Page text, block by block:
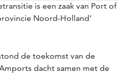
is een zaak van Port of
Noord-Holland’
de toekomst van de
dacht samen met de